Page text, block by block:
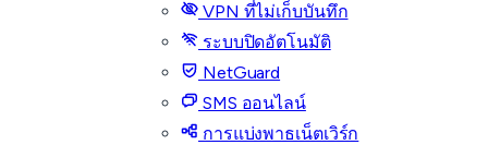
VPN ที่ไม่เก็บบันทึก
ระบบปิดอัตโนมัติ
NetGuard
SMS ออนไลน์
การแบ่งพาธเน็ตเวิร์ก